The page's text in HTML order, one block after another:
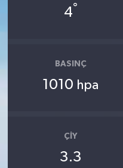
4°
BASINÇ
1010 hpa
ÇIY
3.3